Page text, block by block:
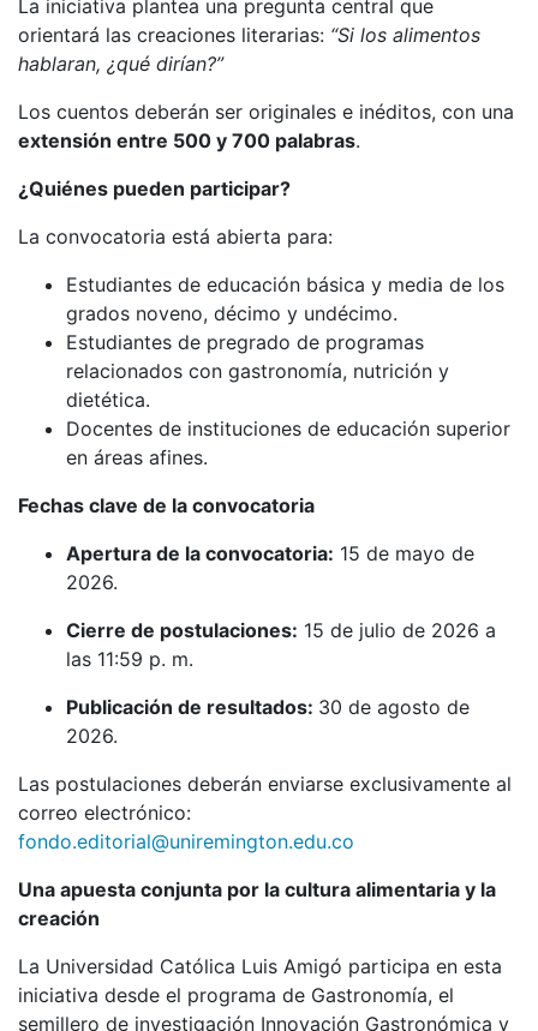
La iniciativa plantea una pregunta central que
orientará las creaciones literarias: “Si los alimentos
hablaran, ¿qué dirían?”
Los cuentos deberán ser originales e inéditos, con una
extensión entre 500 y 700 palabras.
¿Quiénes pueden participar?
La convocatoria está abierta para:
Estudiantes de educación básica y media de los
grados noveno, décimo y undécimo.
Estudiantes de pregrado de programas
relacionados con gastronomía, nutrición y
dietética.
Docentes de instituciones de educación superior
en áreas afines.
Fechas clave de la convocatoria
Apertura de la convocatoria: 15 de mayo de
2026.
Cierre de postulaciones: 15 de julio de 2026 a
las 11:59 p. m.
Publicación de resultados: 30 de agosto de
2026.
Las postulaciones deberán enviarse exclusivamente al
correo electrónico:
fondo.editorial@uniremington.edu.co
Una apuesta conjunta por la cultura alimentaria y la
creación
La Universidad Católica Luis Amigó participa en esta
iniciativa desde el programa de Gastronomía, el
semillero de investigación Innovación Gastronómica y